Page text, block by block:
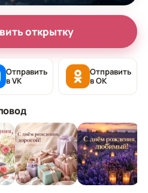
открытку
Отправить
в VK
Отправить
в OK